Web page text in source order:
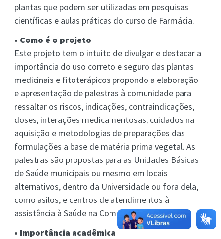
plantas que podem ser utilizadas em pesquisas
científicas e aulas práticas do curso de Farmácia.
• Como é o projeto
Este projeto tem o intuito de divulgar e destacar a
importância do uso correto e seguro das plantas
medicinais e fitoterápicos propondo a elaboração
e apresentação de palestras à comunidade para
ressaltar os riscos, indicações, contraindicações,
doses, interações medicamentosas, cuidados na
aquisição e metodologias de preparações das
formulações a base de matéria prima vegetal. As
palestras são propostas para as Unidades Básicas
de Saúde municipais ou mesmo em locais
alternativos, dentro da Universidade ou fora dela,
como asilos, e centros de atendimentos à
assistência à Saúde na Comunidade.
• Importância acadêmica